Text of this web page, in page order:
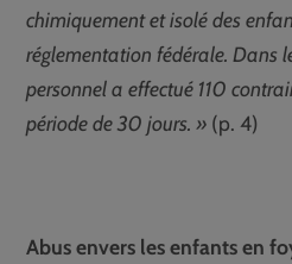
chimiquement et isolé des
réglementation fédérale. Dans
personnel a effectué 110
période de 30 jours. » (p. 4)
Abus envers les enfants en